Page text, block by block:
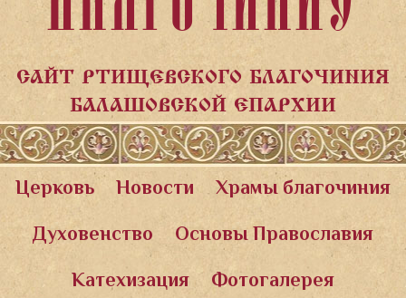
САЙТ РТИЩЕВСКОГО БЛАГОЧИНИЯ
БАЛАШОВСКОЙ ЕПАРХИИ
Церковь Новости
Храмы благочиния
Духовенство
Основы Православия
Катехизация
Фотогалерея